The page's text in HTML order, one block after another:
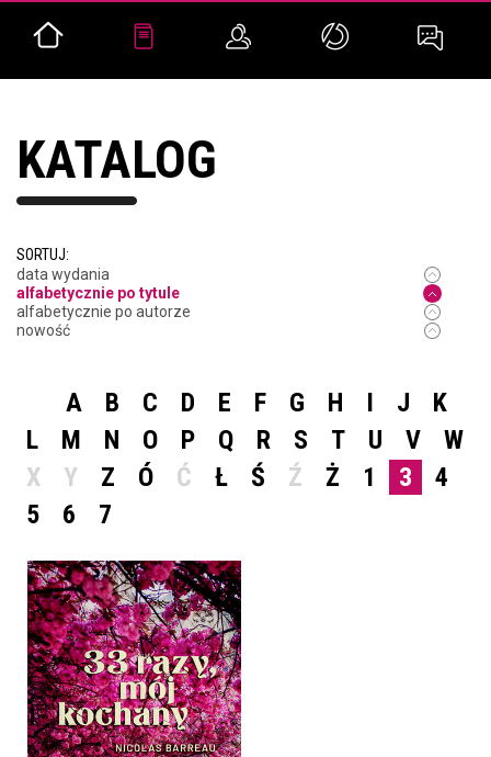
KATALOG
SORTUJ:
data wydania
alfabetycznie po tytule
alfabetycznie po autorze
nowość
A B C D E F G H I J
K
L
M N O P Q R S T U V
W
X
Y Z Ó Ć Ł Ś Ź Ż 1 3
4
5
6 7
33 RAZY, MÓJ KOCHANY
NICOLAS BARREAU